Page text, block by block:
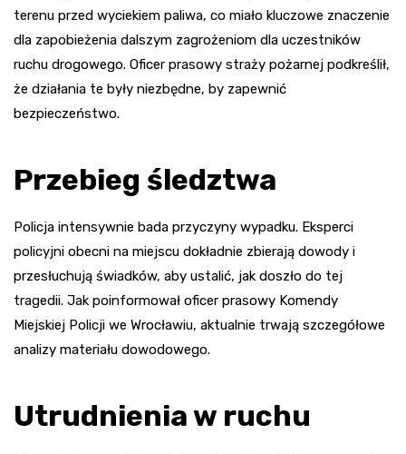
terenu przed wyciekiem paliwa, co miało kluczowe znaczenie
dla zapobieżenia dalszym zagrożeniom dla uczestników
ruchu drogowego. Oficer prasowy straży pożarnej podkreślił,
że działania te były niezbędne, by zapewnić
bezpieczeństwo.
Przebieg śledztwa
Policja intensywnie bada przyczyny wypadku. Eksperci
policyjni obecni na miejscu dokładnie zbierają dowody i
przesłuchują świadków, aby ustalić, jak doszło do tej
tragedii. Jak poinformował oficer prasowy Komendy
Miejskiej Policji we Wrocławiu, aktualnie trwają szczegółowe
analizy materiału dowodowego.
Utrudnienia w ruchu